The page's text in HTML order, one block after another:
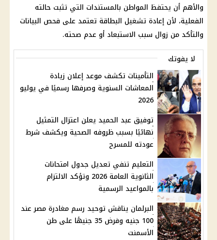
والأهم أن يحتفظ المواطن بالمستندات التي تثبت حالته
الفعلية، لأن إعادة تشغيل البطاقة تعتمد على فحص البيانات
والتأكد من زوال سبب الاستبعاد أو عدم صحته.
لا يفوتك
التأمينات تكشف موعد إعلان زيادة
المعاشات السنوية وصرفها رسميًا في يوليو
2026
توفيق عبد الحميد يعلن اعتزال التمثيل
نهائيًا بسبب ظروفه الصحية ويكشف شرط
عودته للمسرح
التعليم تنفي تعديل جدول امتحانات
الثانوية العامة 2026 وتؤكد الالتزام
بالمواعيد الرسمية
البرلمان يناقش توحيد رسم مغادرة مصر عند
100 جنيه وفرض 35 جنيهًا على طن
الأسمنت